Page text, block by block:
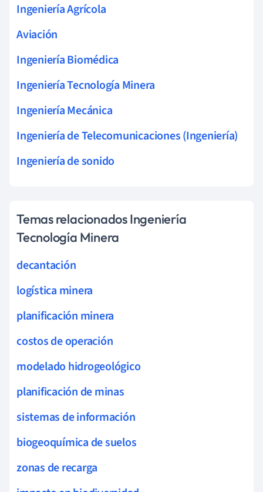
Ingeniería Agrícola
Aviación
Ingeniería Biomédica
Ingeniería Tecnología Minera
Ingeniería Mecánica
Ingeniería de Telecomunicaciones (Ingeniería)
Ingeniería de sonido
Temas relacionados Ingeniería
Tecnología Minera
decantación
logística minera
planificación minera
costos de operación
modelado hidrogeológico
planificación de minas
sistemas de información
biogeoquímica de suelos
zonas de recarga